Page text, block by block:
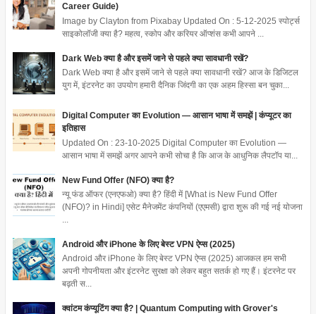
Career Guide)
Image by Clayton from Pixabay Updated On : 5-12-2025 स्पोर्ट्स
साइकोलॉजी क्या है? महत्व, स्कोप और करियर ऑप्शंस कभी आपने ...
Dark Web क्या है और इसमें जाने से पहले क्या सावधानी रखें?
Dark Web क्या है और इसमें जाने से पहले क्या सावधानी रखें? आज के डिजिटल
युग में, इंटरनेट का उपयोग हमारी दैनिक जिंदगी का एक अहम हिस्सा बन चुका...
Digital Computer का Evolution — आसान भाषा में समझें | कंप्यूटर का
इतिहास
Updated On : 23-10-2025 Digital Computer का Evolution —
आसान भाषा में समझें अगर आपने कभी सोचा है कि आज के आधुनिक लैपटॉप या...
New Fund Offer (NFO) क्या है?
न्यू फंड ऑफर (एनएफओ) क्या है? हिंदी में [What is New Fund Offer
(NFO)? in Hindi] एसेट मैनेजमेंट कंपनियों (एएमसी) द्वारा शुरू की गई नई योजना
...
Android और iPhone के लिए बेस्ट VPN ऐप्स (2025)
Android और iPhone के लिए बेस्ट VPN ऐप्स (2025) आजकल हम सभी
अपनी गोपनीयता और इंटरनेट सुरक्षा को लेकर बहुत सतर्क हो गए हैं। इंटरनेट पर
बढ़ती स...
क्वांटम कंप्यूटिंग क्या है? | Quantum Computing with Grover's